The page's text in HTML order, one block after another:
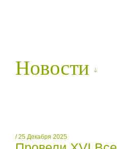
Новости
/ 25 Декабря 2025